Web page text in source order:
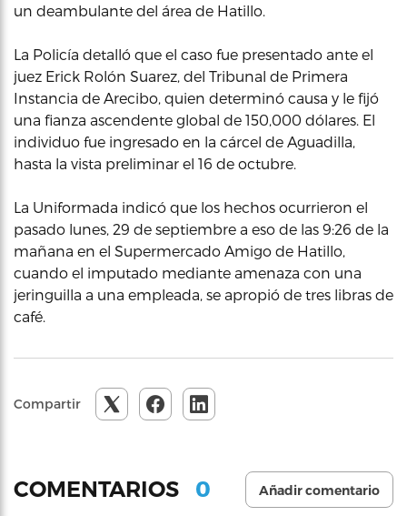
un deambulante del área de Hatillo.
La Policía detalló que el caso fue presentado ante el
juez Erick Rolón Suarez, del Tribunal de Primera
Instancia de Arecibo, quien determinó causa y le fijó
una fianza ascendente global de 150,000 dólares. El
individuo fue ingresado en la cárcel de Aguadilla,
hasta la vista preliminar el 16 de octubre.
La Uniformada indicó que los hechos ocurrieron el
pasado lunes, 29 de septiembre a eso de las 9:26 de la
mañana en el Supermercado Amigo de Hatillo,
cuando el imputado mediante amenaza con una
jeringuilla a una empleada, se apropió de tres libras de
café.
Compartir
COMENTARIOS 0 Añadir comentario